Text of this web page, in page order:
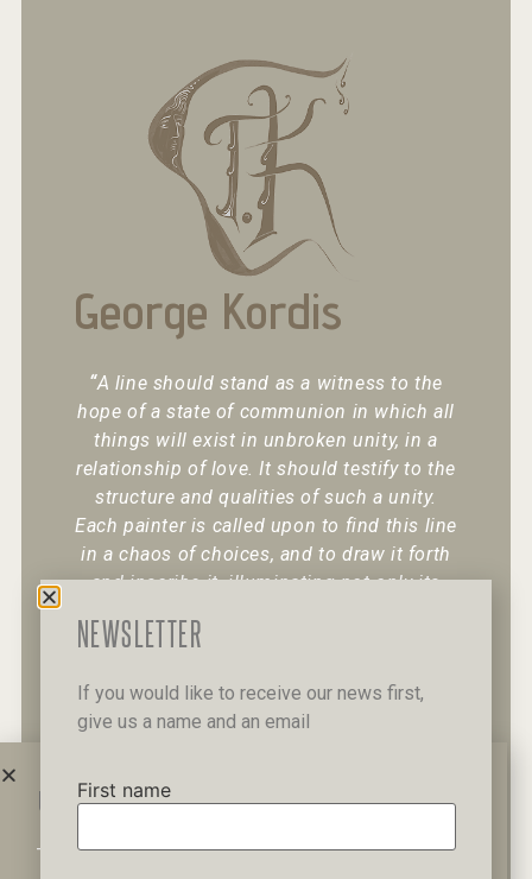
George Kordis
“A line should stand as a witness to the
hope of a state of communion in which all
things will exist in unbroken unity, in a
relationship of love. It should testify to the
structure and qualities of such a unity.
Each painter is called upon to find this line
in a chaos of choices, and to draw it forth
and inscribe it, illuminating not only its
WAIT A MINUTE...
This website uses cookies to ensure you get the best
NEWSLETTER
If you would like to receive our news first,
give us a name and an email
First name